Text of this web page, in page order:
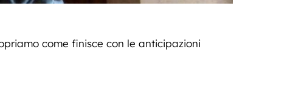
come finisce con le anticipazioni